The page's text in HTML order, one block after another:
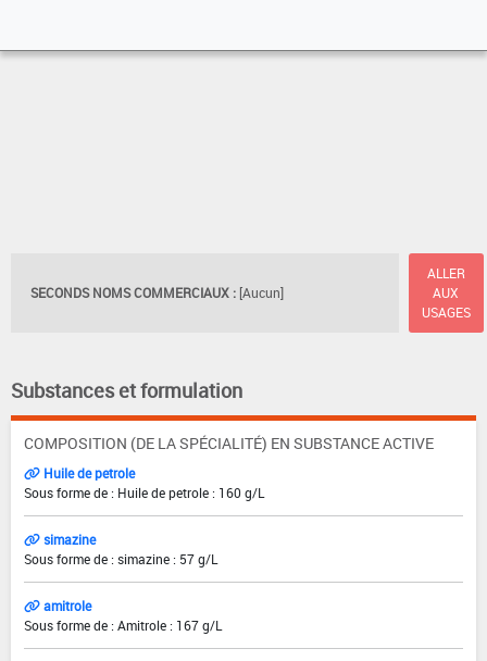
SECONDS NOMS COMMERCIAUX : [Aucun]
ALLER
AUX
USAGES
Substances et formulation
COMPOSITION (DE LA SPÉCIALITÉ) EN SUBSTANCE ACTIVE
Huile de petrole
Sous forme de : Huile de petrole : 160 g/L
simazine
Sous forme de : simazine : 57 g/L
amitrole
Sous forme de : Amitrole : 167 g/L